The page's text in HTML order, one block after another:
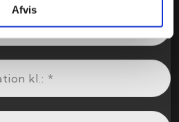
Afvis